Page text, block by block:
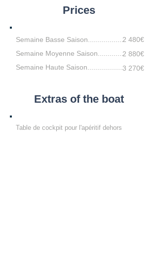
Prices
Semaine Basse Saison..................
Semaine Moyenne Saison.............
Semaine Haute Saison..................
2 480€
2 880€
3 270€
Extras of the boat
Table de cockpit pour l'apéritif dehors